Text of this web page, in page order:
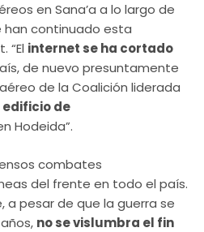
en Sana’a a lo largo de
han continuado esta
“El internet se ha cortado
de nuevo presuntamente
de la Coalición liderada
edificio de
Hodeida”.
combates
del frente en todo el país.
a pesar de que la guerra se
no se vislumbra el fin